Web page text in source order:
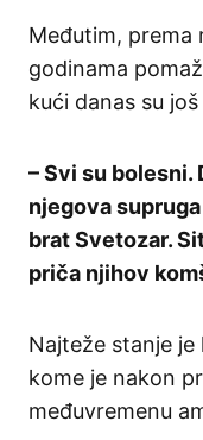
Međutim, prema
godinama
kući danas su
– Svi su bolesni.
njegova
brat Svetozar.
priča njihov
Najteže stanje
kome je nakon
međuvremenu